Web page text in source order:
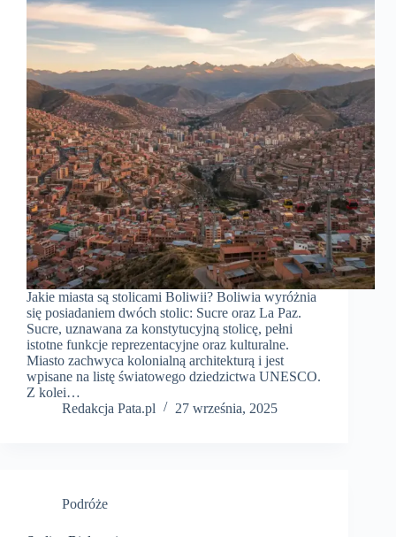
Jakie miasta są stolicami Boliwii? Boliwia wyróżnia
się posiadaniem dwóch stolic: Sucre oraz La Paz.
Sucre, uznawana za konstytucyjną stolicę, pełni
istotne funkcje reprezentacyjne oraz kulturalne.
Miasto zachwyca kolonialną architekturą i jest
wpisane na listę światowego dziedzictwa UNESCO.
Z kolei…
Redakcja Pata.pl
27 września, 2025
Podróże